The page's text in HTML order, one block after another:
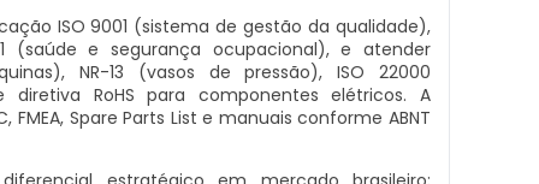
ISO 9001 (sistema de gestão da qualidade),
(saúde e segurança ocupacional), e atender
NR-13 (vasos de pressão), ISO 22000
RoHS para componentes elétricos. A
Spare Parts List e manuais conforme ABNT